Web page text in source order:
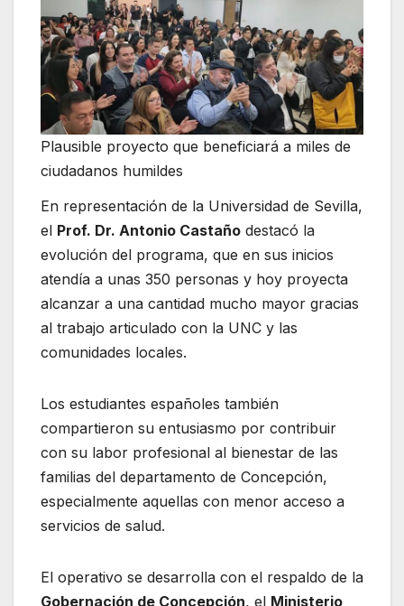
Plausible proyecto que beneficiará a miles de
ciudadanos humildes
En representación de la Universidad de Sevilla,
el Prof. Dr. Antonio Castaño destacó la
evolución del programa, que en sus inicios
atendía a unas 350 personas y hoy proyecta
alcanzar a una cantidad mucho mayor gracias
al trabajo articulado con la UNC y las
comunidades locales.
Los estudiantes españoles también
compartieron su entusiasmo por contribuir
con su labor profesional al bienestar de las
familias del departamento de Concepción,
especialmente aquellas con menor acceso a
servicios de salud.
El operativo se desarrolla con el respaldo de la
Gobernación de Concepción, el Ministerio